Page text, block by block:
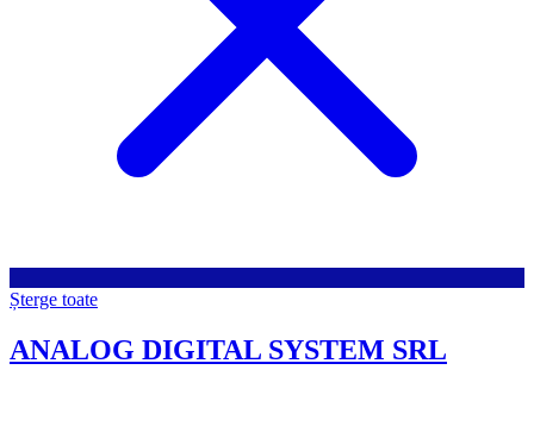
Șterge toate
ANALOG DIGITAL SYSTEM SRL